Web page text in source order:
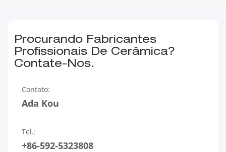
Procurando Fabricantes
Profissionais De Cerâmica?
Contate-Nos.
Contato:
Ada Kou
Tel.:
+86-592-5323808